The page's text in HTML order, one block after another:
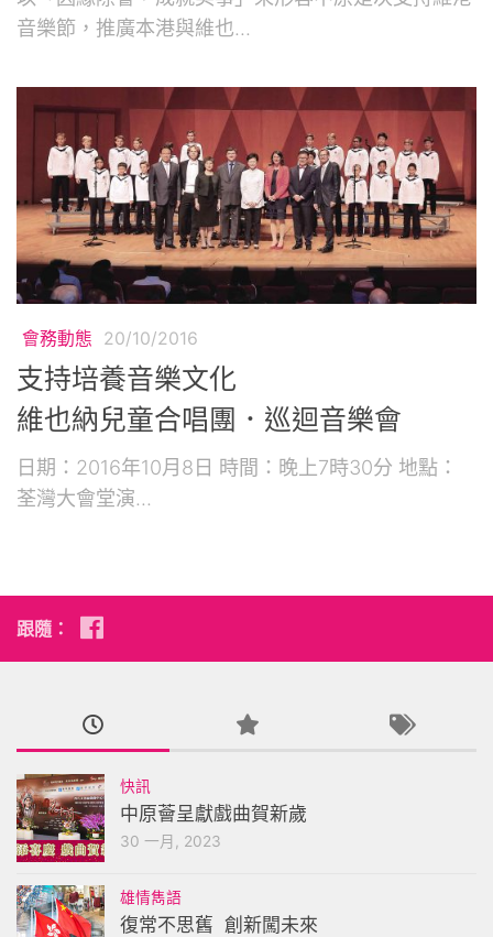
音樂節，推廣本港與維也...
會務動態 20/10/2016
支持培養音樂文化
維也納兒童合唱團．巡迴音樂會
日期：2016年10月8日 時間：晚上7時30分 地點：
荃灣大會堂演...
跟隨：
快訊
中原薈呈獻戲曲賀新歲
30 一月, 2023
雄情雋語
復常不思舊 創新闖未來